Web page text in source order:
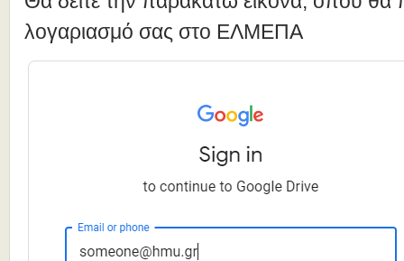
λογαριασμό σας στο ΕΛΜΕΠΑ